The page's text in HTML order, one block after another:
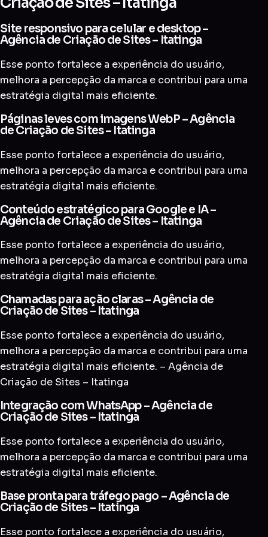
Site responsivo para celular e desktop –
Agência de Criação de Sites – Itatinga
Esse ponto fortalece a experiência do usuário,
melhora a percepção da marca e contribui para uma
estratégia digital mais eficiente.
Páginas leves com imagens WebP – Agência
de Criação de Sites – Itatinga
Esse ponto fortalece a experiência do usuário,
melhora a percepção da marca e contribui para uma
estratégia digital mais eficiente.
Conteúdo estratégico para Google e IA –
Agência de Criação de Sites – Itatinga
Esse ponto fortalece a experiência do usuário,
melhora a percepção da marca e contribui para uma
estratégia digital mais eficiente.
Chamadas para ação claras – Agência de
Criação de Sites – Itatinga
Esse ponto fortalece a experiência do usuário,
melhora a percepção da marca e contribui para uma
estratégia digital mais eficiente. – Agência de
Criação de Sites – Itatinga
Integração com WhatsApp – Agência de
Criação de Sites – Itatinga
Esse ponto fortalece a experiência do usuário,
melhora a percepção da marca e contribui para uma
estratégia digital mais eficiente.
Base pronta para tráfego pago – Agência de
Criação de Sites – Itatinga
Esse ponto fortalece a experiência do usuário,